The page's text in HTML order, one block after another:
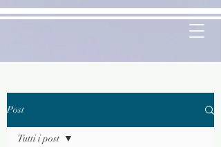
Post
Tutti i post